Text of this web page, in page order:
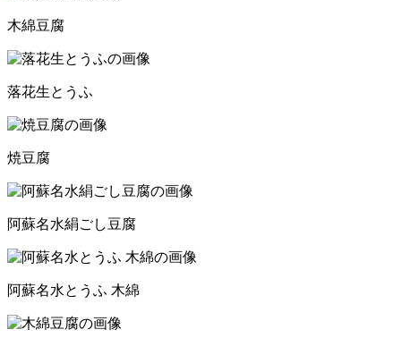
木綿豆腐
落花生とうふ
焼豆腐
阿蘇名水絹ごし豆腐
阿蘇名水とうふ 木綿